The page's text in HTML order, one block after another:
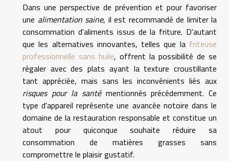
Dans une perspective de prévention et pour favoriser
une alimentation saine, il est recommandé de limiter la
consommation d'aliments issus de la friture. D'autant
que les alternatives innovantes, telles que la friteuse
professionnelle sans huile, offrent la possibilité de se
régaler avec des plats ayant la texture croustillante
tant appréciée, mais sans les inconvénients liés aux
risques pour la santémentionnés précédemment. Ce
type d'appareil représente une avancée notoire dans le
domaine de la restauration responsable et constitue un
atout pour quiconque souhaite réduire sa
consommation de matières grasses sans
compromettre le plaisir gustatif.